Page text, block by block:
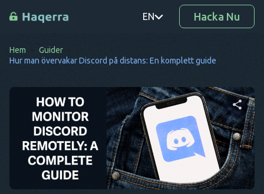
EN
PT
RO
DE
SV
KO
Hacka Nu
Hem
Guider
Hur man övervakar Discord på distans: En komplett guide
Dela denna artikel
Twitter Facebook Kopiera länk